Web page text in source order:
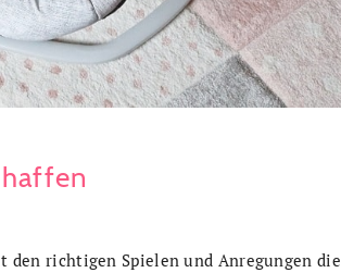
richtigen Spielen und Anregungen die